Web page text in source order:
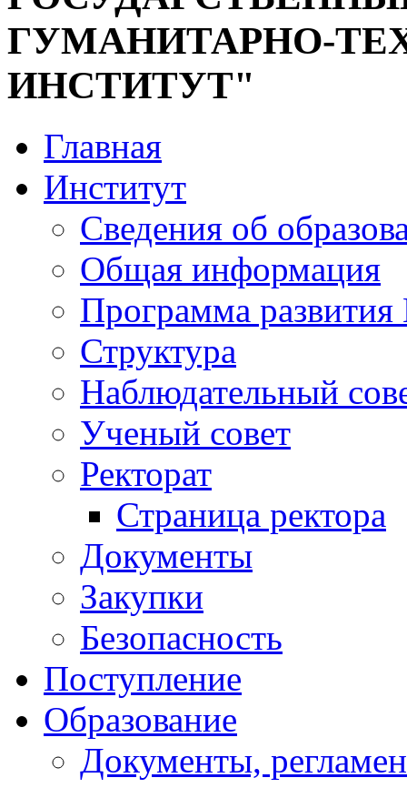
ГУМАНИТАРНО-
ИНСТИТУТ"
Главная
Институт
Сведения об
Общая информация
Программа
Структура
Наблюдательный
Ученый совет
Ректорат
Страница ректора
Документы
Закупки
Безопасность
Поступление
Образование
Документы,